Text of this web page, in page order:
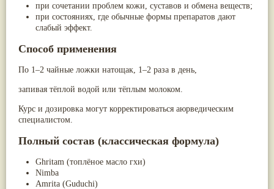
при сочетании проблем кожи, суставов и обмена веществ;
при состояниях, где обычные формы препаратов дают
слабый эффект.
Способ применения
По 1–2 чайные ложки натощак, 1–2 раза в день,
запивая тёплой водой или тёплым молоком.
Курс и дозировка могут корректироваться аюрведическим
специалистом.
Полный состав (классическая формула)
Ghritam (топлёное масло гхи)
Nimba
Amrita (Guduchi)